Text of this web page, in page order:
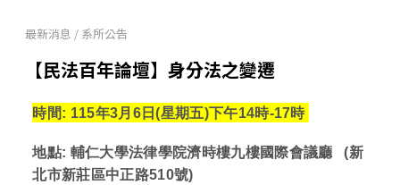
最新消息 / 系所公告
【民法百年論壇】身分法之變遷
時間: 115年3月6日(星期五)下午14時-17時
地點: 輔仁大學法律學院濟時樓九樓國際會議廳
(新
北市新莊區中正路510號)